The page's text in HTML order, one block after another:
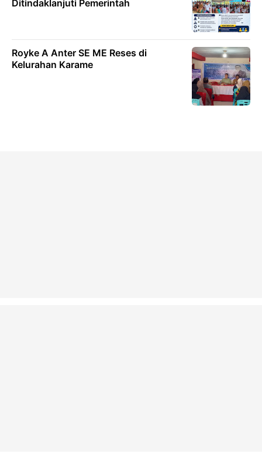
Ditindaklanjuti Pemerintah
Royke A Anter SE ME Reses di
Kelurahan Karame